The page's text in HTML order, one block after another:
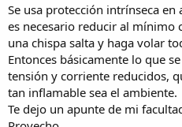
Se usa protección intrínseca
es necesario reducir al mínimo
una chispa salta y haga volar
Entonces básicamente lo que
tensión y corriente reducidos,
tan inflamable sea el ambiente.
Te dejo un apunte de mi